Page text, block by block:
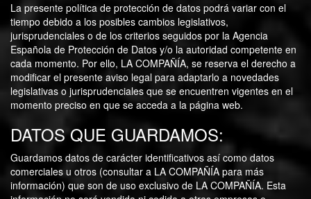
La presente política de protección de datos podrá variar con el
tiempo debido a los posibles cambios legislativos,
jurisprudenciales o de los criterios seguidos por la Agencia
Española de Protección de Datos y/o la autoridad competente en
cada momento. Por ello, LA COMPAÑÍA, se reserva el derecho a
modificar el presente aviso legal para adaptarlo a novedades
legislativas o jurisprudenciales que se encuentren vigentes en el
momento preciso en que se acceda a la página web.
DATOS QUE GUARDAMOS:
Guardamos datos de carácter identificativos así como datos
comerciales u otros (consultar a LA COMPAÑÍA para más
información) que son de uso exclusivo de LA COMPAÑÍA. Esta